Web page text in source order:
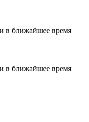
в ближайшее время
в ближайшее время